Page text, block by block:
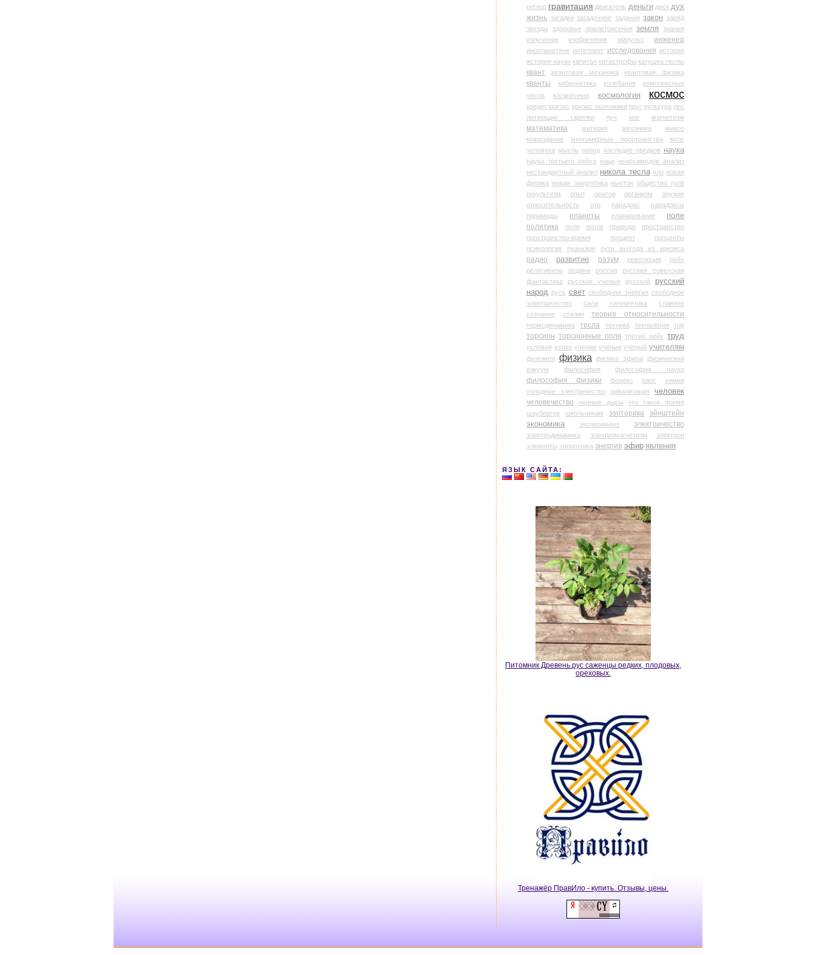
гитлер гравитация двигатель деньги диск дух
жизнь загадки загадочное задания закон заряд
звезды
здоровье землетрясения земля
знания
излучение
изобретения импульс инженер
инопланетяне интеллект исследования история
история науки капитал катастрофы катушка теслы
квант квантовая механика квантовая физика
кванты кибернетика колебания
комплексные
числа
космогония космология космос
кредит кризис кризис экономики круг культура лес
летающие тарелки
луч маг магнетизм
математика материя механика
микро
мироздание
многомерные пространства
мозг
человека мысль народ наследие предков наука
наука третьего рейха наци
неархимедов анализ
нестандартный анализ никола тесла нло новая
физика новая энергетика ньютон общество туле
оккультизм
опыт оратор организм
оружие
относительность
ото парадокс
парадоксы
пирамиды
планеты планирование
поле
политика
поля поток природа
пространство
пространство-время
процент
проценты
психология
пуанкаре пути выхода из кризиса
радио развитие разум революция
рейх
релятивизм
родина россия
русская советская
фантастика
русские ученые русский
русский
народ русь свет свободная энергия свободное
электричество
сила синергетика
славяне
сознание
сталин теория относительности
термодинамика тесла техника технология тор
торсион торсионные поля третий рейх труд
условия успех учение ученые ученый учителям
феномен физика физика эфира
физический
вакуум
философия философия науки
философия физики форекс хаос
химия
холодное электричество
цивилизация человек
человечество черные дыры
что такое время
шаубергер
школьникам эзотерика
эйнштейн
экономика
эксперимент электричество
электродинамика электромагнетизм
электрон
элементы энергетика энергия эфир явления
ЯЗЫК САЙТА:
Питомник Древень.рус саженцы редких, плодовых,
ореховых.
Тренажёр ПравИло - купить. Отзывы, цены.